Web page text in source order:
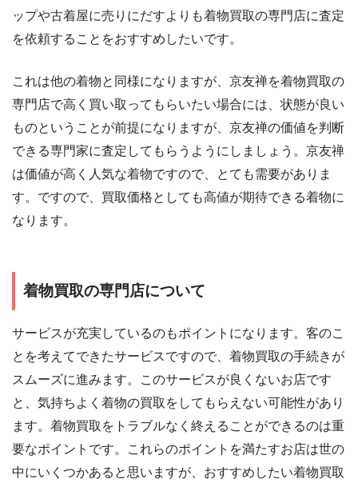
ップや古着屋に売りにだすよりも着物買取の専門店に査定
を依頼することをおすすめしたいです。
これは他の着物と同様になりますが、京友禅を着物買取の
専門店で高く買い取ってもらいたい場合には、状態が良い
ものということが前提になりますが、京友禅の価値を判断
できる専門家に査定してもらうようにしましょう。京友禅
は価値が高く人気な着物ですので、とても需要がありま
す。ですので、買取価格としても高値が期待できる着物に
なります。
着物買取の専門店について
サービスが充実しているのもポイントになります。客のこ
とを考えてできたサービスですので、着物買取の手続きが
スムーズに進みます。このサービスが良くないお店です
と、気持ちよく着物の買取をしてもらえない可能性があり
ます。着物買取をトラブルなく終えることができるのは重
要なポイントです。これらのポイントを満たすお店は世の
中にいくつかあると思いますが、おすすめしたい着物買取